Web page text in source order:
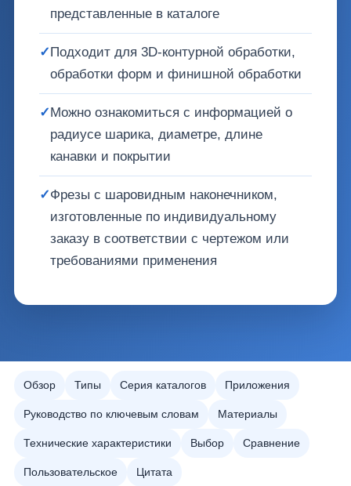
представленные в каталоге
✓Подходит для 3D-контурной обработки,
обработки форм и финишной обработки
✓Можно ознакомиться с информацией о
радиусе шарика, диаметре, длине
канавки и покрытии
✓Фрезы с шаровидным наконечником,
изготовленные по индивидуальному
заказу в соответствии с чертежом или
требованиями применения
Обзор Типы Серия каталогов Приложения
Руководство по ключевым словам Материалы
Технические характеристики Выбор Сравнение
Пользовательское Цитата